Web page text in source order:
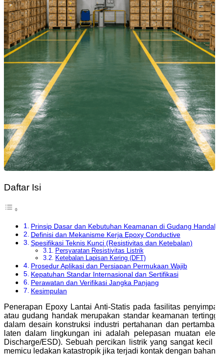
Daftar Isi
Prinsip Dasar dan Kebutuhan Keamanan di Gudang Handak
Definisi dan Mekanisme Kerja Epoxy Conductive
Spesifikasi Teknis Kunci (Resistivitas dan Ketebalan)
Persyaratan Resistivitas Listrik
Ketebalan Lapisan Kering (DFT)
Prosedur Aplikasi dan Persiapan Permukaan Wajib
Kepatuhan Standar Internasional dan Sertifikasi
Perawatan dan Verifikasi Jangka Panjang
Kesimpulan
Penerapan Epoxy Lantai Anti-Statis pada fasilitas
atau gudang handak merupakan standar keamanan
dalam desain konstruksi industri pertahanan dan
laten dalam lingkungan ini adalah pelepasan muatan
Discharge/ESD). Sebuah percikan listrik yang sangat kecil
memicu ledakan katastropik jika terjadi kontak dengan bahan